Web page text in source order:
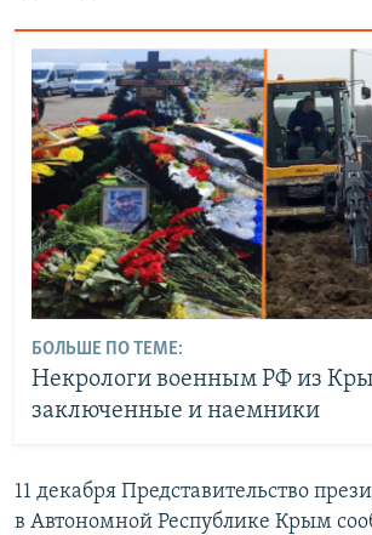
БОЛЬШЕ ПО ТЕМЕ:
Некрологи военным РФ из
заключенные и наемники
11 декабря Представительство
в Автономной Республике Крым